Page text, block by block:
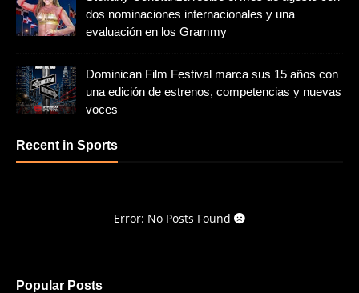
dos nominaciones internacionales y una
evaluación en los Grammy
Dominican Film Festival marca sus 15 años con
una edición de estrenos, competencias y nuevas
voces
Recent in Sports
Error: No Posts Found
Popular Posts